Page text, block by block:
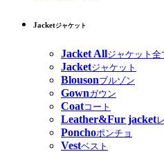
Jacketジャケット
Jacket Allジャケット全
Jacketジャケット
Blousonブルゾン
Gownガウン
Coatコート
Leather&Fur jacket
Ponchoポンチョ
Vestベスト